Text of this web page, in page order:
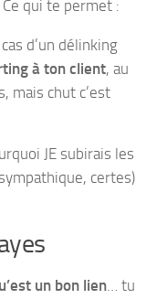
qui te permet :
d’un délinking
à ton client, au
mais chut c’est
JE subirais les
certes)
un bon lien… tu